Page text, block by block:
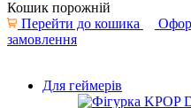
Кошик порожній
Перейти до кошика
замовлення
Для геймерів